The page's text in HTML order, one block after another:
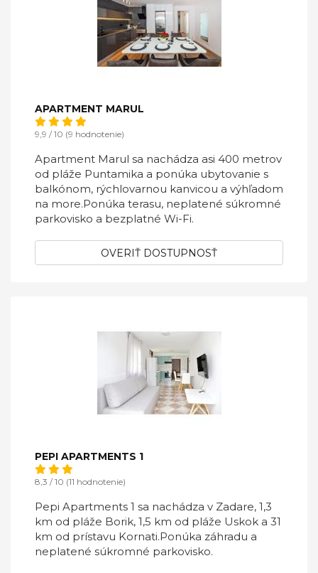
APARTMENT MARUL
9,9 / 10 (9 hodnotenie)
Apartment Marul sa nachádza asi 400 metrov
od pláže Puntamika a ponúka ubytovanie s
balkónom, rýchlovarnou kanvicou a výhľadom
na more.Ponúka terasu, neplatené súkromné
​​parkovisko a bezplatné Wi-Fi.
OVERIŤ DOSTUPNOSŤ
PEPI APARTMENTS 1
8,3 / 10 (11 hodnotenie)
Pepi Apartments 1 sa nachádza v Zadare, 1,3
km od pláže Borik, 1,5 km od pláže Uskok a 31
km od prístavu Kornati.Ponúka záhradu a
neplatené súkromné ​​parkovisko.